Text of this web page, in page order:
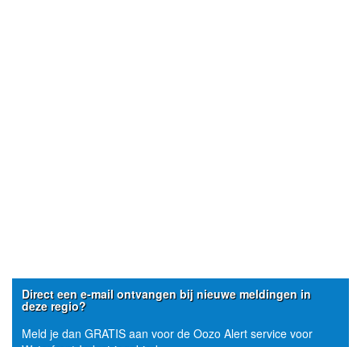
Direct een e-mail ontvangen bij nieuwe meldingen in
deze regio?
Meld je dan GRATIS aan voor de Oozo Alert service voor